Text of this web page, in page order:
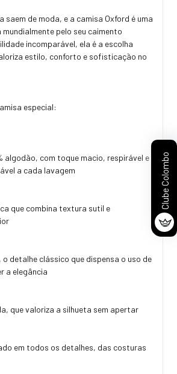
saem de moda, e a camisa Oxford é uma
mundialmente pelo seu caimento
incomparável, ela é a escolha
estilo, conforto e sofisticação no
especial:
algodão, com toque macio, respirável e
a cada lavagem
que combina textura sutil e
detalhe clássico que dispensa o uso de
a elegância
que valoriza a silhueta sem apertar
em todos os detalhes, das costuras
Clube Colombo